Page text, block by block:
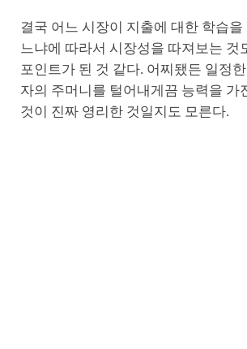
결국 어느 시장이 지출에 대한 학습을
느냐에 따라서 시장성을 따져보는 것
포인트가 된 것 같다. 어찌됐든 일정한
자의 주머니를 털어내게끔 능력을 가
것이 진짜 영리한 것일지도 모른다.